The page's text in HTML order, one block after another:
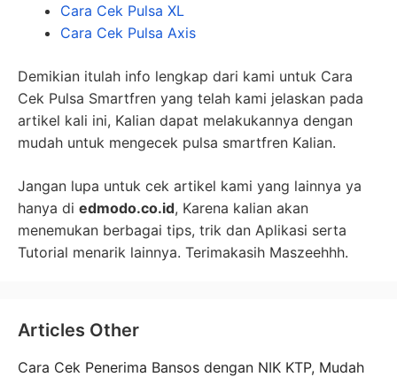
Cara Cek Pulsa XL
Cara Cek Pulsa Axis
Demikian itulah info lengkap dari kami untuk Cara
Cek Pulsa Smartfren yang telah kami jelaskan pada
artikel kali ini, Kalian dapat melakukannya dengan
mudah untuk mengecek pulsa smartfren Kalian.
Jangan lupa untuk cek artikel kami yang lainnya ya
hanya di edmodo.co.id, Karena kalian akan
menemukan berbagai tips, trik dan Aplikasi serta
Tutorial menarik lainnya. Terimakasih Maszeehhh.
Articles Other
Cara Cek Penerima Bansos dengan NIK KTP, Mudah